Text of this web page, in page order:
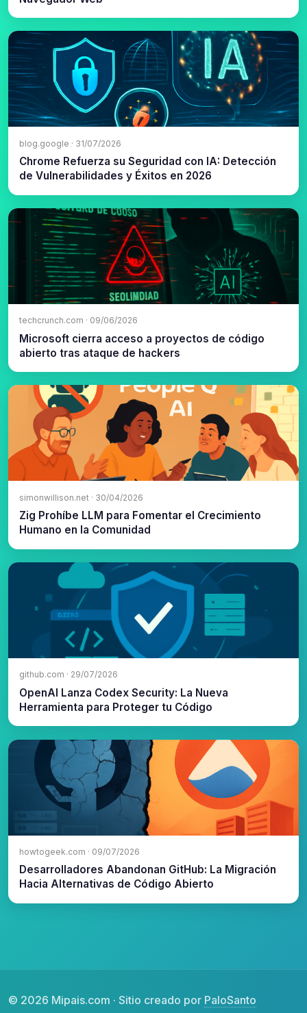
blog.google · 31/07/2026
Chrome Refuerza su Seguridad con IA: Detección
de Vulnerabilidades y Éxitos en 2026
techcrunch.com · 09/06/2026
Microsoft cierra acceso a proyectos de código
abierto tras ataque de hackers
simonwillison.net · 30/04/2026
Zig Prohíbe LLM para Fomentar el Crecimiento
Humano en la Comunidad
github.com · 29/07/2026
OpenAI Lanza Codex Security: La Nueva
Herramienta para Proteger tu Código
howtogeek.com · 09/07/2026
Desarrolladores Abandonan GitHub: La Migración
Hacia Alternativas de Código Abierto
© 2026 Mipais.com · Sitio creado por PaloSanto